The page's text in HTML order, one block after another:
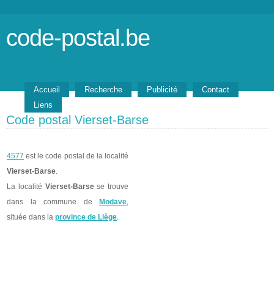
code-postal.be
Accueil Recherche Publicité
Contact
Liens
Code postal Vierset-Barse
4577 est le code postal de la localité
Vierset-Barse.
La localité Vierset-Barsese trouve
dans la commune de
Modave,
située dans la province de Liège.